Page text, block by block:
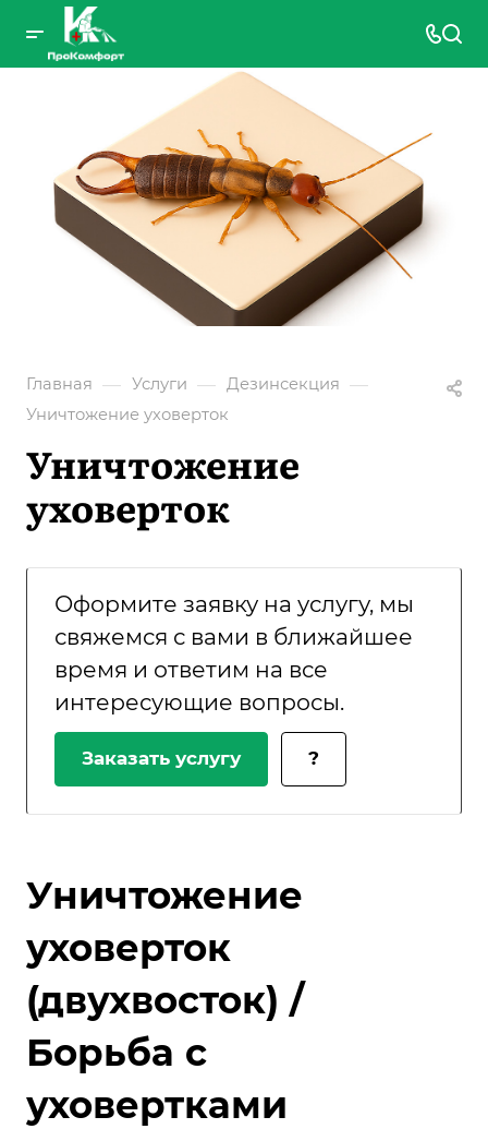
Главная — Услуги — Дезинсекция —
Уничтожение уховерток
Уничтожение
уховерток
Оформите заявку на услугу, мы
свяжемся с вами в ближайшее
время и ответим на все
интересующие вопросы.
Заказать услугу ?
Уничтожение
уховерток
(двухвосток) /
Борьба с
уховертками